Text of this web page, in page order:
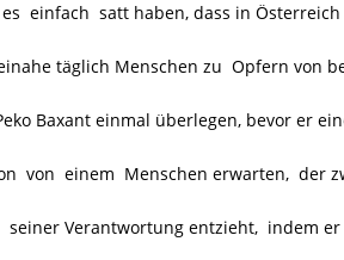
einfach satt haben, dass in
täglich Menschen zu Opfern von
Baxant einmal überlegen, bevor er
von einem Menschen erwarten, der
Verantwortung entzieht, indem